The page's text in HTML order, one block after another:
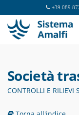
+39 089
Società
CONTROLLI E RILIEVI